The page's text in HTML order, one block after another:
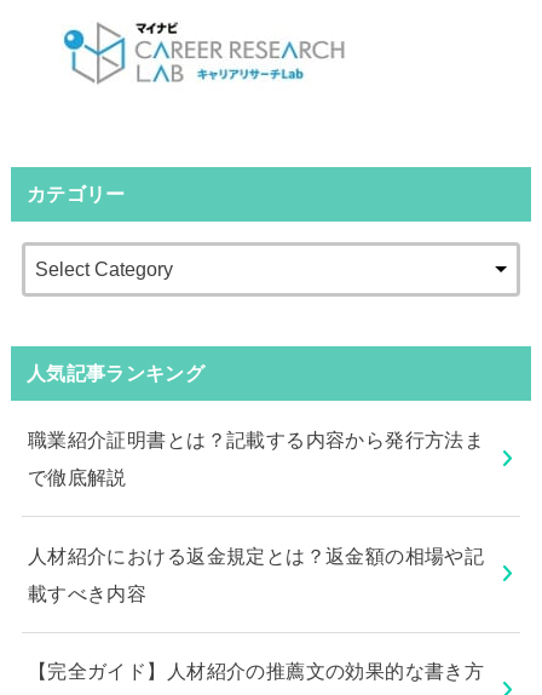
カテゴリー
人気記事ランキング
職業紹介証明書とは？記載する内容から発行方法ま
で徹底解説
人材紹介における返金規定とは？返金額の相場や記
載すべき内容
【完全ガイド】人材紹介の推薦文の効果的な書き方